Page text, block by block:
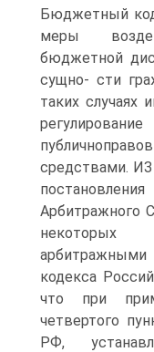
Бюджетный
меры
бюджетной
сущно- сти
таких случаях
средствами.
Арбитражного
некоторых
кодекса
что при
четвертого
РФ,